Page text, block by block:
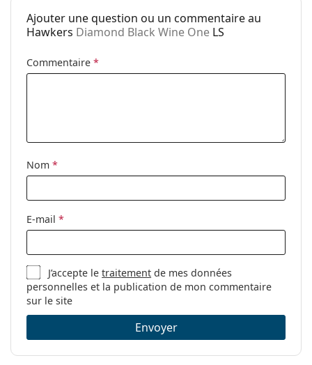
Utilisation:
Mode
Ajouter une question ou un commentaire au
Hawkers Diamond Black Wine One LS
Commentaire *
Nom *
E-mail *
J’accepte letraitement de mes données
personnelles et la publication de mon commentaire
sur le site
Envoyer